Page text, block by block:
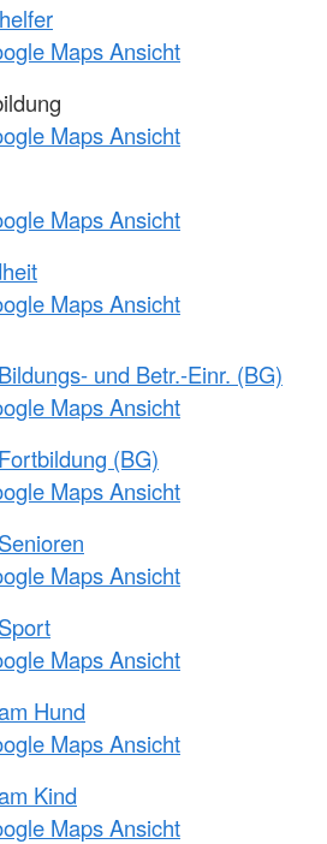
Maps Ansicht
Maps Ansicht
Maps Ansicht
Maps Ansicht
und Betr.-Einr. (BG)
Maps Ansicht
(BG)
Maps Ansicht
Maps Ansicht
Maps Ansicht
Hund
Maps Ansicht
Kind
Maps Ansicht